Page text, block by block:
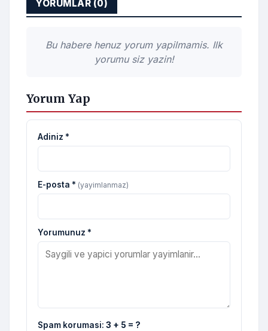
YORUMLAR (0)
Bu habere henuz yorum yapilmamis. Ilk
yorumu siz yazin!
Yorum Yap
Adiniz *
E-posta * (yayimlanmaz)
Yorumunuz *
Spam korumasi: 3 + 5 = ?